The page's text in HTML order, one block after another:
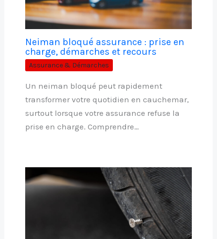
Neiman bloqué assurance : prise en
charge, démarches et recours
Assurance & Démarches
Un neiman bloqué peut rapidement
transformer votre quotidien en cauchemar,
surtout lorsque votre assurance refuse la
prise en charge. Comprendre…